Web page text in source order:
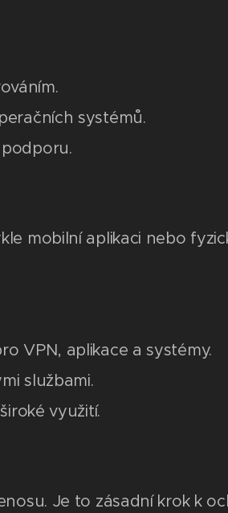
systémů.
mobilní aplikaci nebo
VPN, aplikace a systémy.
službami.
využití.
Je to zásadní krok k